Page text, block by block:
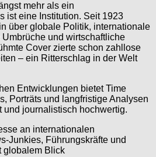
mehr als ein
ist eine Institution. Seit 1923
über globale Politik, internationale
und wirtschaftliche
Cover zierte schon zahllose
– ein Ritterschlag in der Welt
Entwicklungen bietet Time
Porträts und langfristige Analysen
und journalistisch hochwertig.
an internationalen
Junkies, Führungskräfte und
globalem Blick